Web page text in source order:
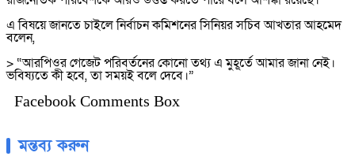
এ বিষয়ে জানতে চাইলে নির্বাচন কমিশনের সিনিয়র সচিব আখতার আহমেদ
বলেন,
> “আরপিওর গেজেট পরিবর্তনের কোনো তথ্য এ মুহূর্তে আমার জানা নেই।
ভবিষ্যতে কী হবে, তা সময়ই বলে দেবে।”
Facebook Comments Box
মন্তব্য করুন